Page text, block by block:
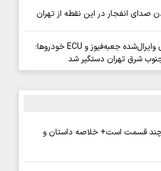
صدای انفجار در این نقطه از تهران
پایان جولان سارق وایرال‌شده جعبه‌فیوز و ECU خودروها؛
شرق تهران دستگیر شد
چند قسمت است+ خلاصه داستان و